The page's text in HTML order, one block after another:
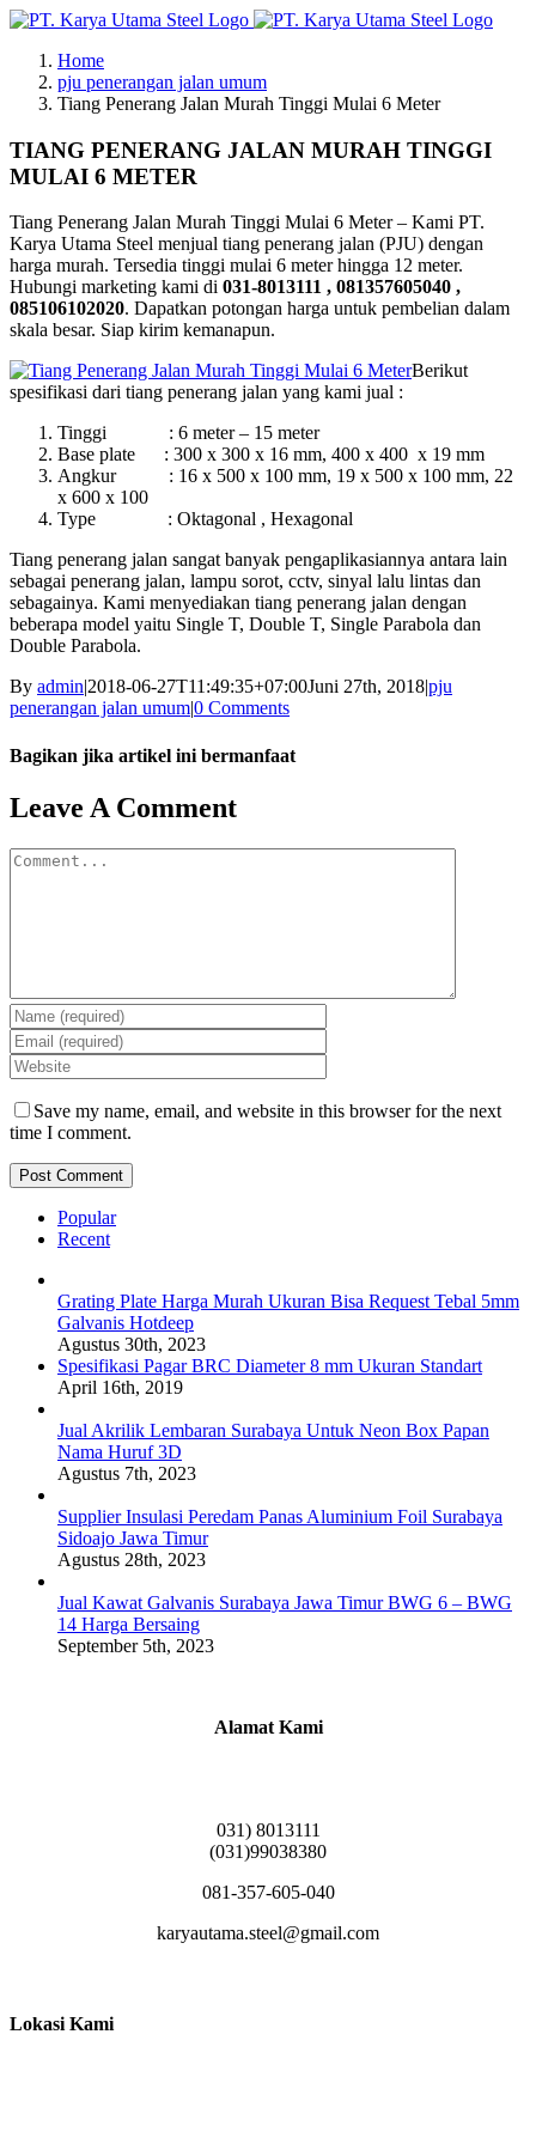
Skip
contentHome
pju penerangan jalan umum
Tiang Penerang Jalan Murah Tinggi Mulai 6 Meter
TIANG PENERANG JALAN MURAH TINGGI
MULAI 6 METER
Tiang Penerang Jalan Murah Tinggi Mulai 6 Meter – Kami PT.
Karya Utama Steel menjual tiang penerang jalan (PJU) dengan
harga murah. Tersedia tinggi mulai 6 meter hingga 12 meter.
Hubungi marketing kami di 031-8013111 , 081357605040 ,
085106102020. Dapatkan potongan harga untuk pembelian dalam
skala besar. Siap kirim kemanapun.
Berikut
spesifikasi dari tiang penerang jalan yang kami jual :
Tinggi : 6 meter – 15 meter
Base plate : 300 x 300 x 16 mm, 400 x 400 x 19 mm
Angkur : 16 x 500 x 100 mm, 19 x 500 x 100 mm, 22
x 600 x 100
Type : Oktagonal , Hexagonal
Tiang penerang jalan sangat banyak pengaplikasiannya antara lain
sebagai penerang jalan, lampu sorot, cctv, sinyal lalu lintas dan
sebagainya. Kami menyediakan tiang penerang jalan dengan
beberapa model yaitu Single T, Double T, Single Parabola dan
Double Parabola.
By admin|2018-06-27T11:49:35+07:00Juni 27th, 2018|pju
penerangan jalan umum|0 Comments
Bagikan jika artikel ini bermanfaat
Facebook
Twitter
Reddit
LinkedIn
WhatsApp
Tumblr
Pinterest
Vk
Email
Leave A Comment
Comment
Save my name, email, and website in this browser for the next
time I comment.
Popular
Recent
Grating Plate Harga Murah Ukuran Bisa Request Tebal 5mm
Galvanis Hotdeep
Agustus 30th, 2023
Spesifikasi Pagar BRC Diameter 8 mm Ukuran Standart
April 16th, 2019
Jual Akrilik Lembaran Surabaya Untuk Neon Box Papan
Nama Huruf 3D
Agustus 7th, 2023
Supplier Insulasi Peredam Panas Aluminium Foil Surabaya
Sidoajo Jawa Timur
Agustus 28th, 2023
Jual Kawat Galvanis Surabaya Jawa Timur BWG 6 – BWG
14 Harga Bersaing
September 5th, 2023
Alamat Kami
031) 8013111
(031)99038380
081-357-605-040
karyautama.steel@gmail.com
Lokasi Kami